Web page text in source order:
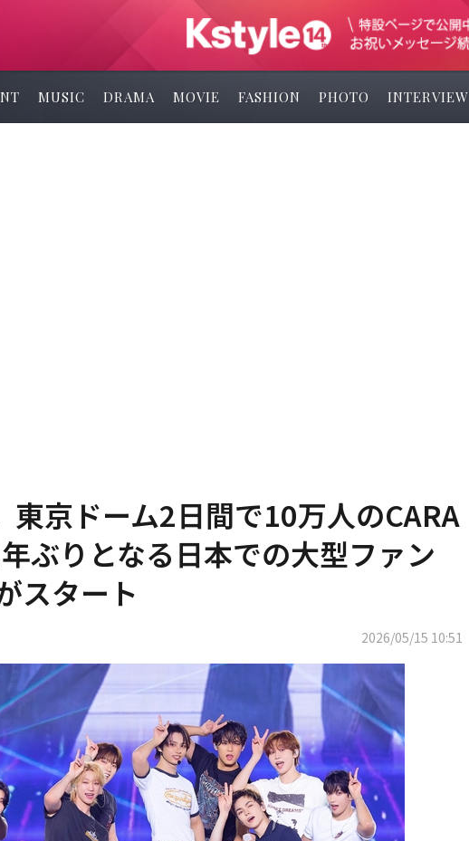
MUSIC DRAMA MOVIE FASHION PHOTO INTERVIEW
東京ドーム2日間で10万人のCARA
ぶりとなる日本での大型ファン
スタート
2026/05/15 10:51